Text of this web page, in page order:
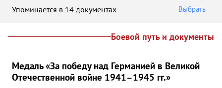
Упоминается в 14 документах Выбрать
Боевой путь и документы
Медаль «За победу над Германией в Великой
Отечественной войне 1941–1945 гг.»